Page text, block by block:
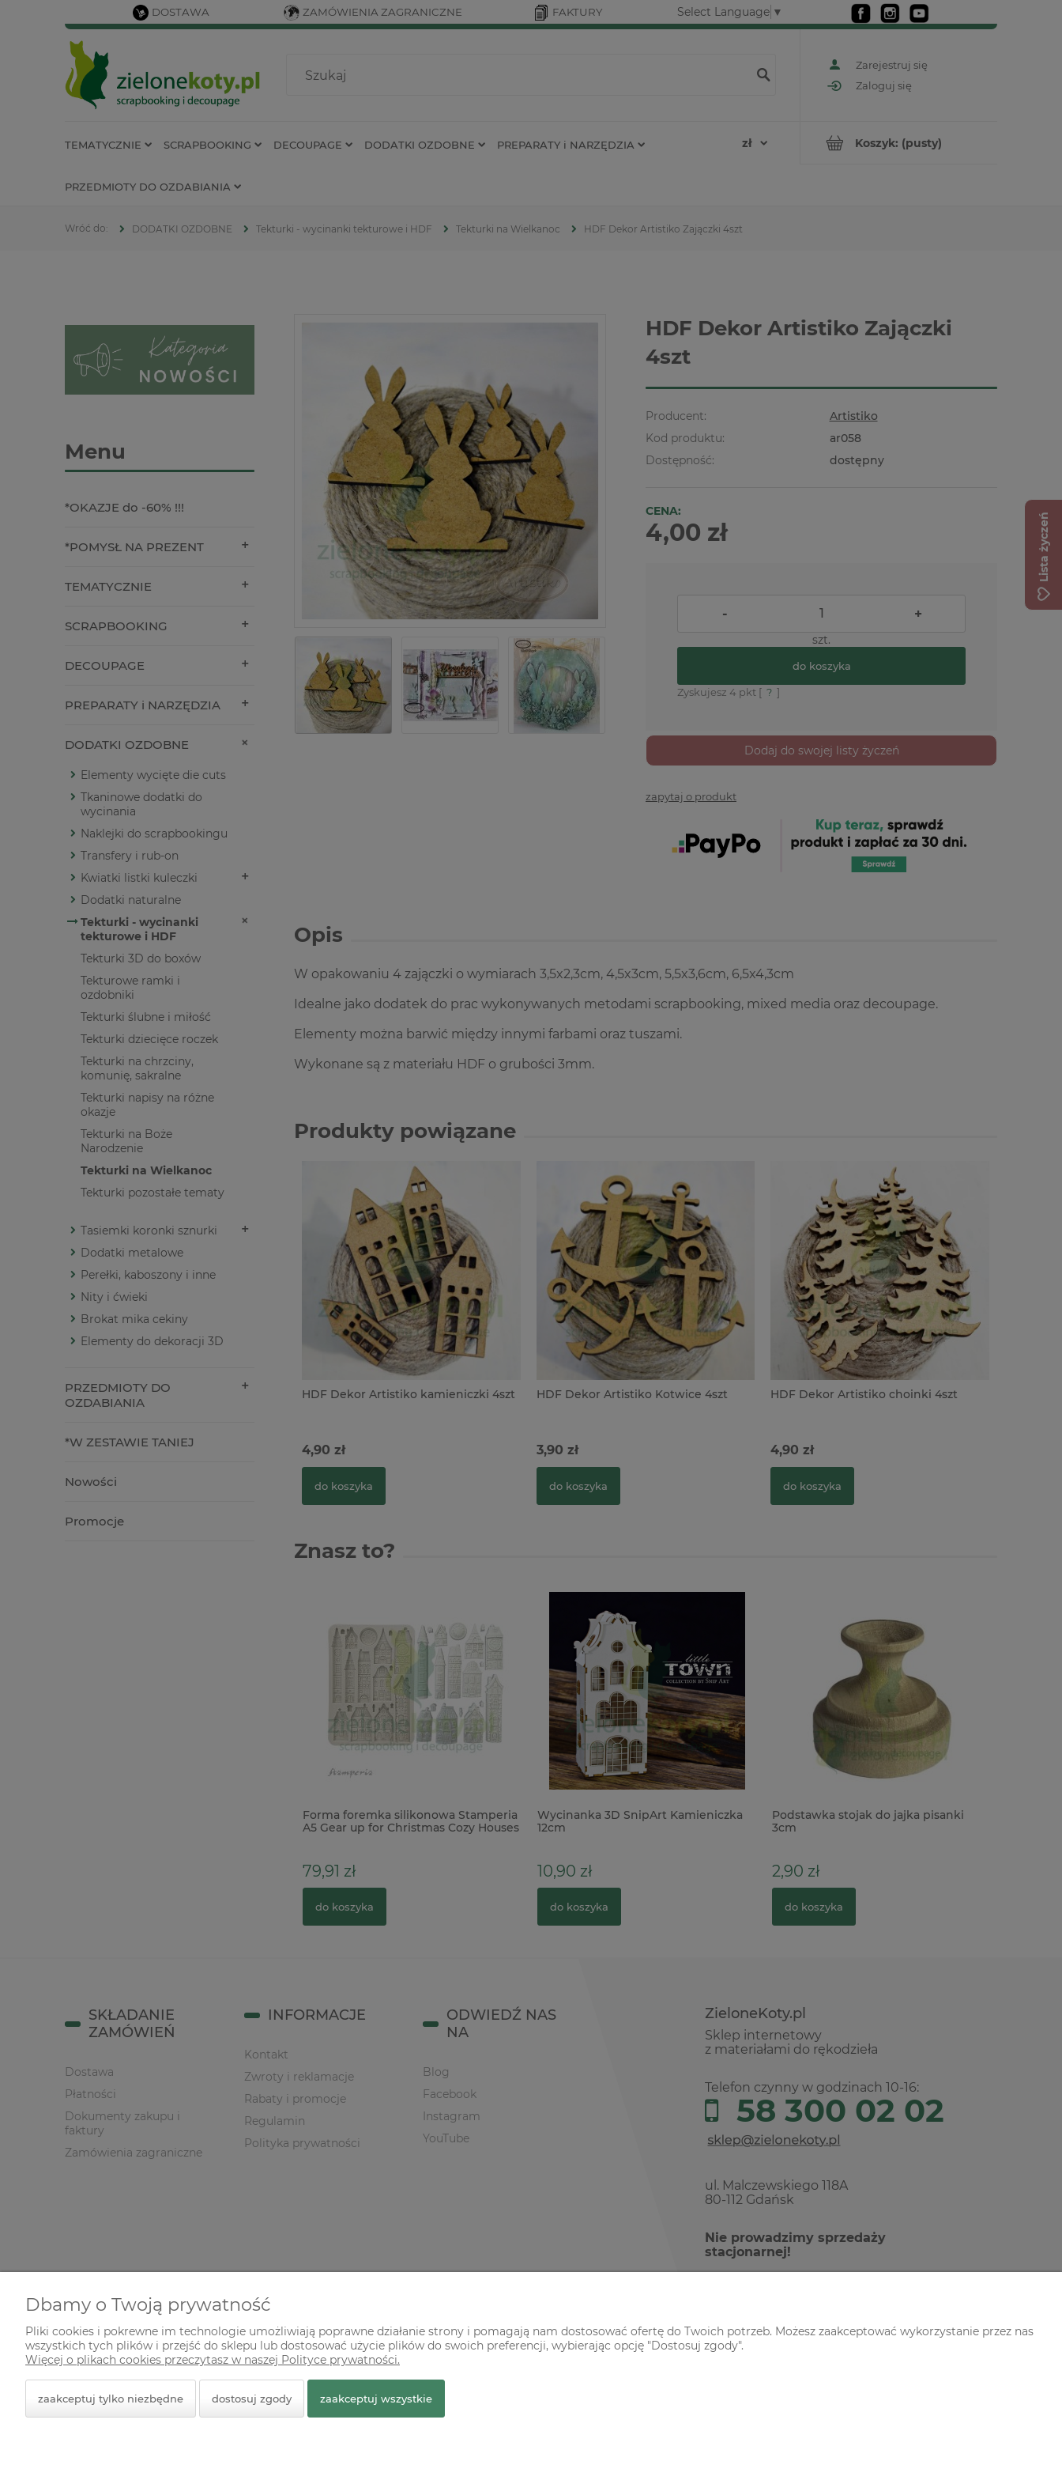
DOSTAWA ZAMÓWIENIA ZAGRANICZNE FAKTURY Select Language ▼
Zarejestruj się
Zaloguj się
Koszyk: (pusty)
TEMATYCZNIE SCRAPBOOKING DECOUPAGE DODATKI OZDOBNE PREPARATY i NARZĘDZIA
PRZEDMIOTY DO OZDABIANIA
DODATKI OZDOBNE Tekturki - wycinanki tekturowe i HDF Tekturki na Wielkanoc HDF Dekor Artistiko Zajączki 4szt
Menu
*OKAZJE do -60% !!!
*POMYSŁ NA PREZENT
TEMATYCZNIE
SCRAPBOOKING
DECOUPAGE
PREPARATY i NARZĘDZIA
DODATKI OZDOBNE
Elementy wycięte die cuts
Tkaninowe dodatki do
wycinania
Naklejki do scrapbookingu
Transfery i rub-on
Kwiatki listki kuleczki
Dodatki naturalne
Tekturki - wycinanki
tekturowe i HDF
Tekturki 3D do boxów
Tekturowe ramki i
ozdobniki
Tekturki ślubne i miłość
Tekturki dziecięce roczek
Tekturki na chrzciny,
komunię, sakralne
Tekturki napisy na różne
okazje
Tekturki na Boże
Narodzenie
Tekturki na Wielkanoc
Tekturki pozostałe tematy
Tasiemki koronki sznurki
Dodatki metalowe
Perełki, kaboszony i inne
Nity i ćwieki
Brokat mika cekiny
Elementy do dekoracji 3D
PRZEDMIOTY DO
OZDABIANIA
*W ZESTAWIE TANIEJ
Nowości
Promocje
HDF Dekor Artistiko Zajączki
4szt
Producent:
Artistiko
Kod produktu:
ar058
Dostępność:
dostępny
CENA:
4,00 zł
- +
szt.
do koszyka
Zyskujesz 4 pkt [ ? ]
Dodaj do swojej listy życzeń
zapytaj o produkt
Opis
W opakowaniu 4 zajączki o wymiarach 3,5x2,3cm, 4,5x3cm, 5,5x3,6cm, 6,5x4,3cm
Idealne jako dodatek do prac wykonywanych metodami scrapbooking, mixed media oraz decoupage.
Elementy można barwić między innymi farbami oraz tuszami.
Wykonane są z materiału HDF o grubości 3mm.
Produkty powiązane
HDF Dekor Artistiko kamieniczki 4szt
4,90 zł
do koszyka
HDF Dekor Artistiko Kotwice 4szt
3,90 zł
do koszyka
HDF Dekor Artistiko choinki 4szt
4,90 zł
do koszyka
Znasz to?
Forma foremka silikonowa Stamperia
A5 Gear up for Christmas Cozy Houses
79,91 zł
do koszyka
Wycinanka 3D SnipArt Kamieniczka
12cm
10,90 zł
do koszyka
Podstawka stojak do jajka pisanki
3cm
2,90 zł
do koszyka
ZieloneKoty.pl
Sklep internetowy
z materiałami do rękodzieła
Telefon czynny w godzinach 10-16:
58 300 02 02
ul. Malczewskiego 118A
80-112 Gdańsk
Nie prowadzimy sprzedaży
stacjonarnej!
SKŁADANIE
ZAMÓWIEŃ
Dostawa
Płatności
Dokumenty zakupu i
faktury
Zamówienia zagraniczne
INFORMACJE
Kontakt
Zwroty i reklamacje
Rabaty i promocje
Regulamin
Polityka prywatności
ODWIEDŹ NAS
NA
Blog
Facebook
Instagram
YouTube
© 2026 zielonekoty.pl. Wszelkie prawa zastrzeżone.
Dbamy o Twoją prywatność
Pliki cookies i pokrewne im technologie umożliwiają poprawne działanie strony i pomagają nam dostosować ofertę do Twoich potrzeb. Możesz zaakceptować wykorzystanie przez nas
wszystkich tych plików i przejść do sklepu lub dostosować użycie plików do swoich preferencji, wybierając opcję "Dostosuj zgody".
Więcej o plikach cookies przeczytasz w naszej Polityce prywatności.
zaakceptuj tylko niezbędne dostosuj zgody zaakceptuj wszystkie
Lista życzeń